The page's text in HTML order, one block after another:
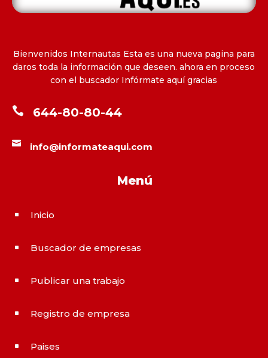
Bienvenidos Internautas Esta es una nueva pagina para
daros toda la información que deseen. ahora en proceso
con el buscador Infórmate aquí gracias
 644-80-80-44
 info@informateaqui.com
Menú
^ Inicio
^ Buscador de empresas
^ Publicar una trabajo
^ Registro de empresa
^ Paises